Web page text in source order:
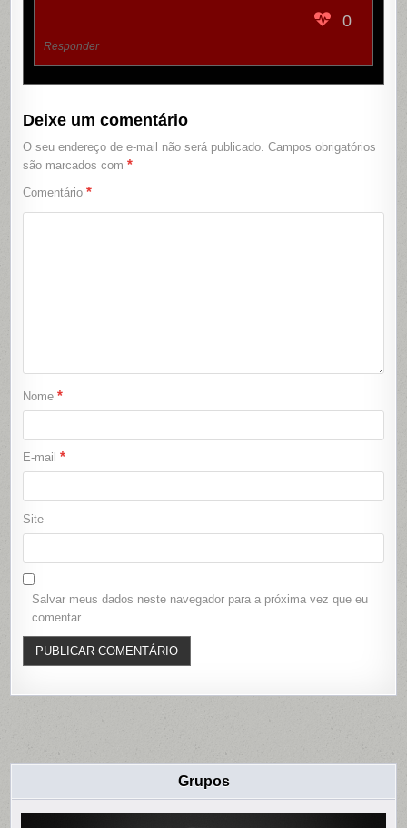
0
Responder
Deixe um comentário
O seu endereço de e-mail não será publicado. Campos obrigatórios
são marcados com*
Comentário*
Nome*
E-mail*
Site
Salvar meus dados neste navegador para a próxima vez que eu
comentar.
Grupos